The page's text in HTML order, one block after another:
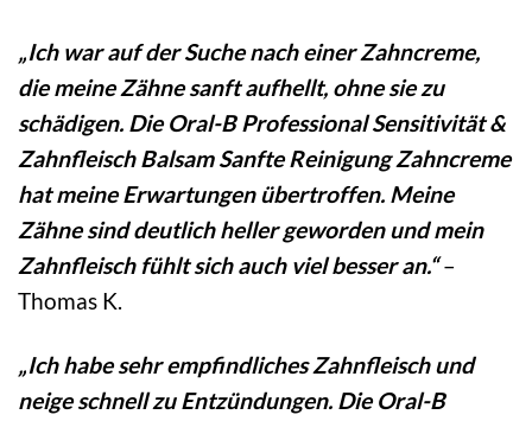
„Ich war auf der Suche nach einer Zahncreme,
die meine Zähne sanft aufhellt, ohne sie zu
schädigen. Die Oral-B Professional Sensitivität &
Zahnfleisch Balsam Sanfte Reinigung Zahncreme
hat meine Erwartungen übertroffen. Meine
Zähne sind deutlich heller geworden und mein
Zahnfleisch fühlt sich auch viel besser an.“–
Thomas K.
„Ich habe sehr empfindliches Zahnfleisch und
neige schnell zu Entzündungen. Die Oral-B